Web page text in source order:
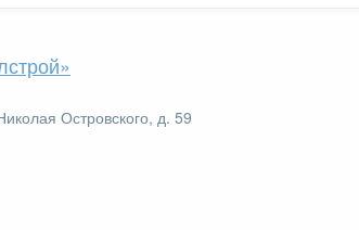
Островского, д. 59